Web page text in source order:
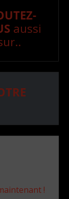
aussi
!